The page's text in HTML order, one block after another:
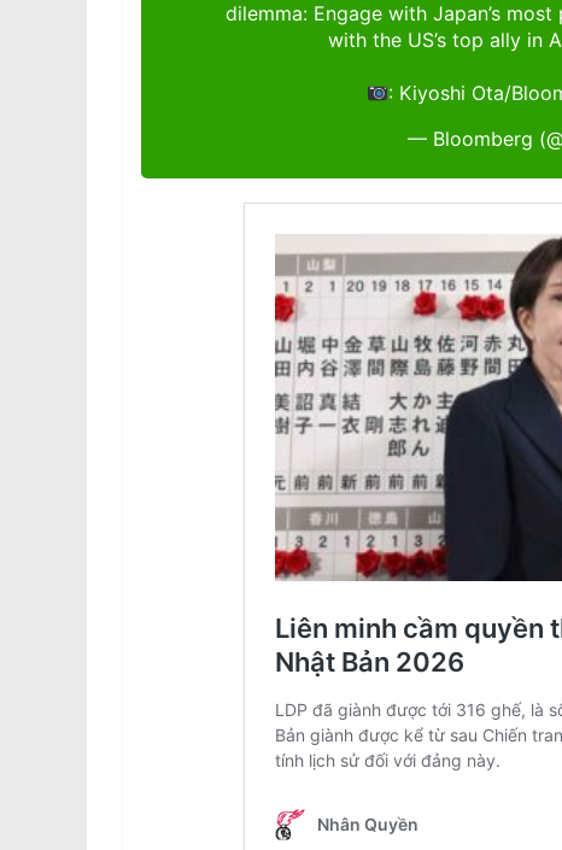
dilemma: Engage with Japan’s
with the US’s top ally in
: Kiyoshi Ota/
— Bloomberg